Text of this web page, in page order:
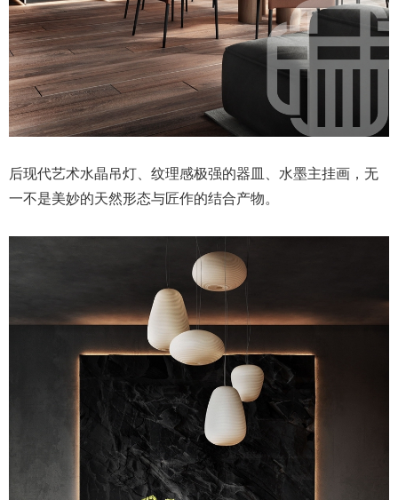
后现代艺术水晶吊灯、纹理感极强的器皿、水墨主挂画，无
一不是美妙的天然形态与匠作的结合产物。